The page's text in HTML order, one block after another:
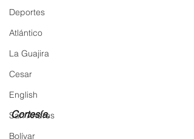
Deportes
Atlántico
La Guajira
Cesar
English
San Andres
Bolívar
Cortesía.